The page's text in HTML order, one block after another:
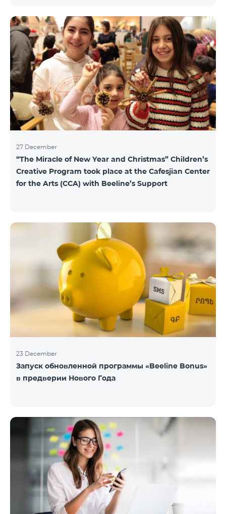
местных звонков в Арцахе - 29 драм/мин, 1 МБ
Интернета – 22 драм, а для коротких сообщений -
40 драм/SMS. Изменение действующих до этого
тарифов в Арцахе будет нести продолжительный
характер тарифов роуминга в Арцахе согласно
Меморандому, подписанному между
Государственной комиссией по регулированию
общественны
27 December
“The Miracle of New Year and Christmas” Children’s
Creative Program took place at the Cafesjian Center
for the Arts (CCA) with Beeline’s Support
23 December
Запуск обновленной программы «Beeline Bonus»
в предверии Нового Года